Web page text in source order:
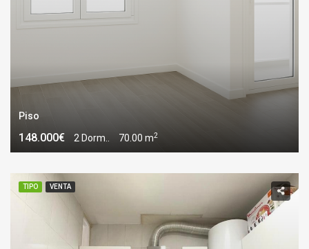
Piso
148.000€ 2 Dorm.. 70.00 m2
TIPO VENTA